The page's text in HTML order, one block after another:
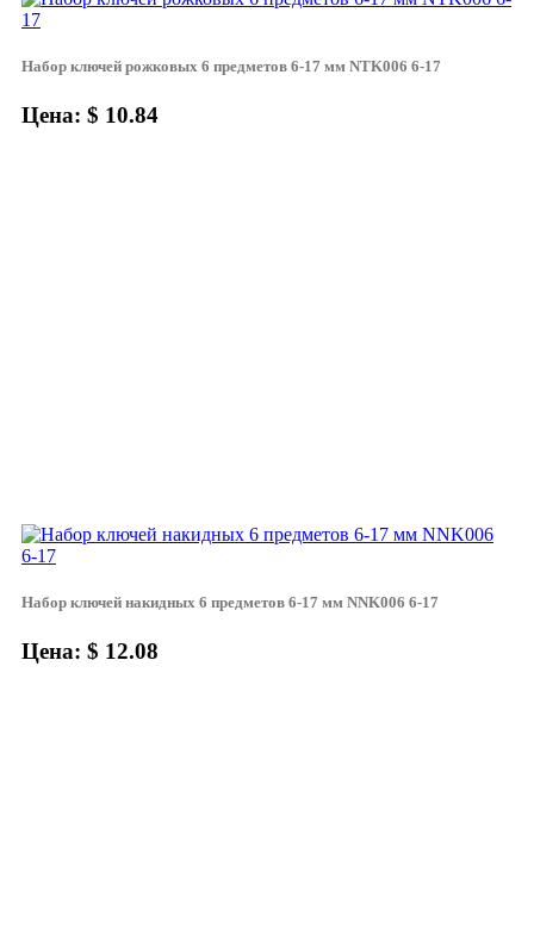
Набор ключей рожковых 6 предметов 6-17 мм NTK006 6-17
Цена: $ 10.84
Набор ключей накидных 6 предметов 6-17 мм NNK006 6-17
Цена: $ 12.08